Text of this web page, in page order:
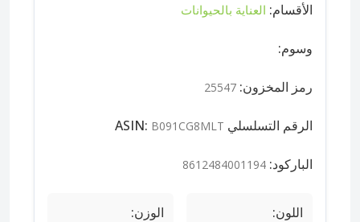
الأقسام: العناية بالحيوانات
وسوم:
رمز المخزون: 25547
الرقم التسلسلي ASIN: B091CG8MLT
الباركود: 8612484001194
اللون: الوزن: